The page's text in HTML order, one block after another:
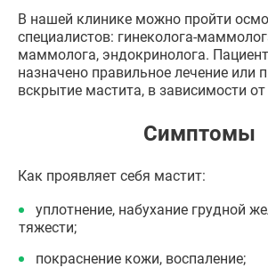
В нашей клинике можно пройти
специалистов: гинеколога-
маммолога, эндокринолога.
назначено правильное лечение или
вскрытие мастита, в зависимости
Симптомы
Как проявляет себя мастит:
уплотнение, набухание грудной
тяжести;
покраснение кожи, воспаление;